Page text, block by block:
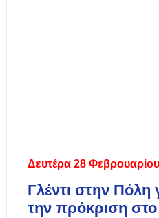
Δευτέρα 28
Γλέντι στην Πόλη
την πρόκριση